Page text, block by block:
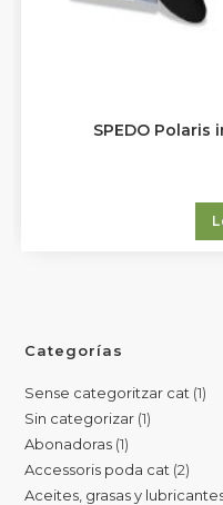
SPEDO
Categorías
Sense categoritzar cat 1
Sin categorizar 1
Abonadoras 1
Accessoris poda cat 2
Aceites, grasas y